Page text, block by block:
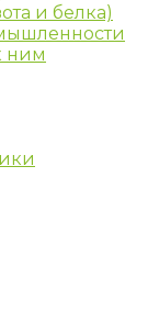
и белка)
ним